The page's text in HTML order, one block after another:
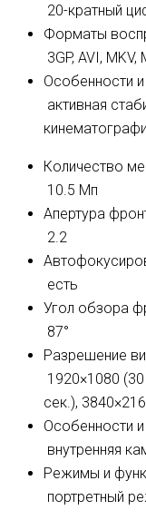
20-кратный
Форматы
3GP, AVI, MKV,
Особенности
активная
Количество
10.5 Мп
Апертура
2.2
есть
Угол обзора
87°
Разрешение
1920×1080
сек.),
Особенности
внутренняя
Режимы и
портретный